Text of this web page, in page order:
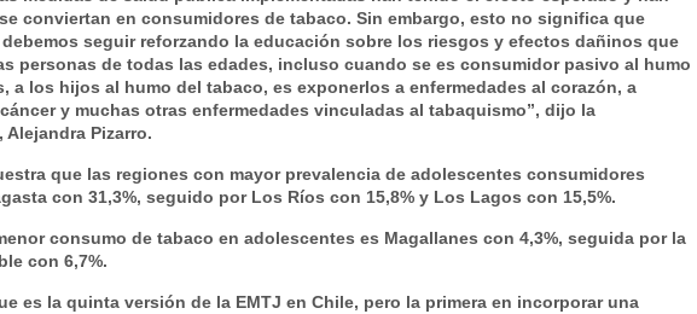
conviertan en consumidores de tabaco. Sin embargo, esto no significa que
seguir reforzando la educación sobre los riesgos y efectos dañinos que
personas de todas las edades, incluso cuando se es consumidor pasivo al humo
a los hijos al humo del tabaco, es exponerlos a enfermedades al corazón, a
y muchas otras enfermedades vinculadas al tabaquismo”, dijo la
Pizarro.
que las regiones con mayor prevalencia de adolescentes consumidores
con 31,3%, seguido por Los Ríos con 15,8% y Los Lagos con 15,5%.
consumo de tabaco en adolescentes es Magallanes con 4,3%, seguida por la
con 6,7%.
es la quinta versión de la EMTJ en Chile, pero la primera en incorporar una